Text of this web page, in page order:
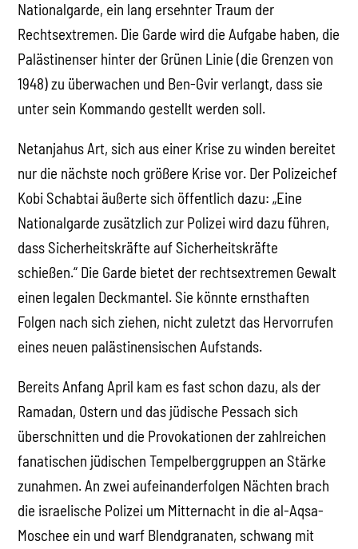
Nationalgarde, ein lang ersehnter Traum der
Rechtsextremen. Die Garde wird die Aufgabe haben, die
Palästinenser hinter der Grünen Linie (die Grenzen von
1948) zu überwachen und Ben-Gvir verlangt, dass sie
unter sein Kommando gestellt werden soll.
Netanjahus Art, sich aus einer Krise zu winden bereitet
nur die nächste noch größere Krise vor. Der Polizeichef
Kobi Schabtai äußerte sich öffentlich dazu: „Eine
Nationalgarde zusätzlich zur Polizei wird dazu führen,
dass Sicherheitskräfte auf Sicherheitskräfte
schießen.“ Die Garde bietet der rechtsextremen Gewalt
einen legalen Deckmantel. Sie könnte ernsthaften
Folgen nach sich ziehen, nicht zuletzt das Hervorrufen
eines neuen palästinensischen Aufstands.
Bereits Anfang April kam es fast schon dazu, als der
Ramadan, Ostern und das jüdische Pessach sich
überschnitten und die Provokationen der zahlreichen
fanatischen jüdischen Tempelberggruppen an Stärke
zunahmen. An zwei aufeinanderfolgen Nächten brach
die israelische Polizei um Mitternacht in die al-Aqsa-
Moschee ein und warf Blendgranaten, schwang mit